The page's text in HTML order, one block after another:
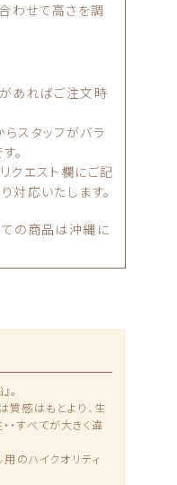
わせて高さを調
あればご注文時
スタッフがバラ
。
クエスト欄にご記
対応いたします。
ての商品は沖縄に
。
質感はもとより、生
・すべてが大きく違
のハイクオリティ